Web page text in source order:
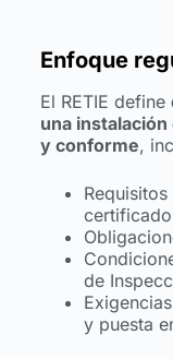
Enfoque
El RETIE define
una
y conforme,
de
y puesta